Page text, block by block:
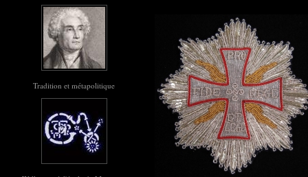
Tradition et métapolitique